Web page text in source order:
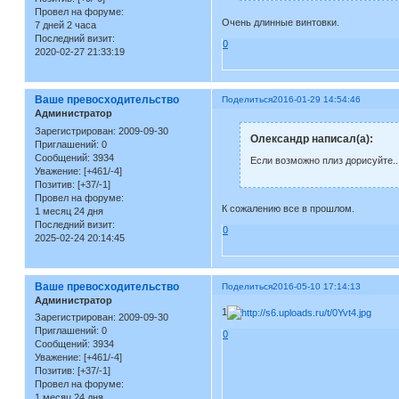
Провел на форуме:
7 дней 2 часа
Последний визит:
2020-02-27 21:33:19
Очень длинные винтовки.
0
Поделиться2016-01-29 14:54:46
Ваше превосходительство
Администратор
Зарегистрирован: 2009-09-30
Приглашений: 0
Сообщений: 3934
Уважение: [+461/-4]
Позитив: [+37/-1]
Провел на форуме:
1 месяц 24 дня
Последний визит:
2025-02-24 20:14:45
Олександр написал(а):
Если возможно плиз
К сожалению все в прошлом.
0
Поделиться2016-05-10 17:14:13
Ваше превосходительство
Администратор
Зарегистрирован: 2009-09-30
Приглашений: 0
Сообщений: 3934
Уважение: [+461/-4]
Позитив: [+37/-1]
Провел на форуме:
1
0